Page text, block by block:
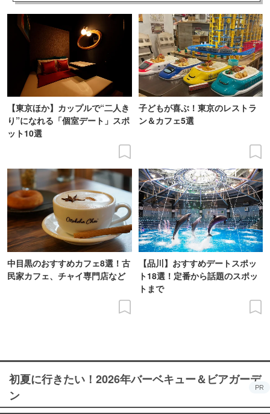
【東京ほか】カップルで“二人き
り”になれる「個室デート」スポ
ット10選
子どもが喜ぶ！東京のレストラ
ン＆カフェ5選
中目黒のおすすめカフェ8選！古
民家カフェ、チャイ専門店など
【品川】おすすめデートスポッ
ト18選！定番から話題のスポッ
トまで
初夏に行きたい！2026年バーベキュー＆ビアガーデ
ン
PR